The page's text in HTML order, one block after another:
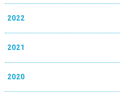
2022
2021
2020